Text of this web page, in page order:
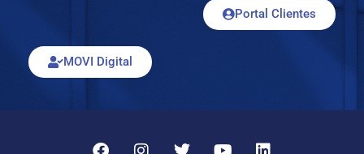
Portal Clientes
MOVI Digital